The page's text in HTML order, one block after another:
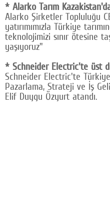
* Alarko Tarım
Alarko Şirketler Topluluğu
yatırımımızla Türkiye
teknolojimizi sınır ötesine
yaşıyoruz"
* Schneider Electric'te üst
Schneider Electric'te
Pazarlama, Strateji ve İş
Elif Duygu Özyurt atandı.